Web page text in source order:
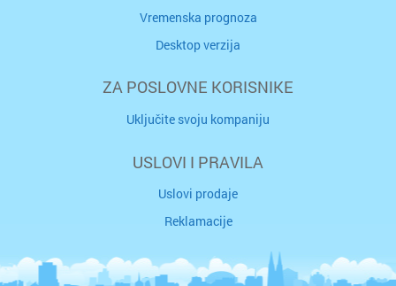
Vremenska prognoza
Desktop verzija
ZA POSLOVNE KORISNIKE
Uključite svoju kompaniju
USLOVI I PRAVILA
Uslovi prodaje
Reklamacije